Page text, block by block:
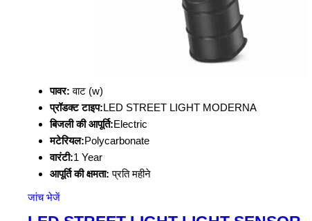
पावर: वाट (w)
प्रॉडक्ट टाइप:LED STREET LIGHT MODERNA
बिजली की आपूर्ति:Electric
मटेरियल:Polycarbonate
वारंटी:1 Year
आपूर्ति की क्षमता: प्रति महीने
जांच भेजें